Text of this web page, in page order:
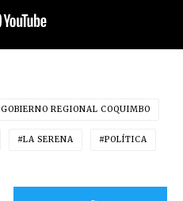
GOBIERNO REGIONAL COQUIMBO
LA SERENA POLÍTICA